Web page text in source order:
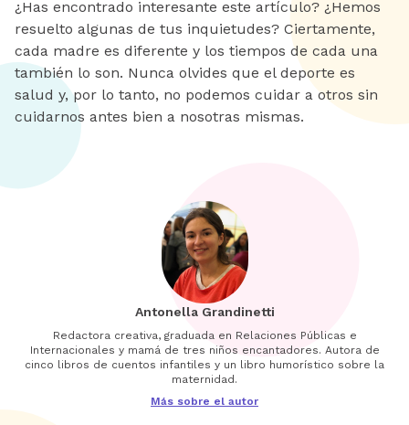
¿Has encontrado interesante este artículo? ¿Hemos
resuelto algunas de tus inquietudes? Ciertamente,
cada madre es diferente y los tiempos de cada una
también lo son. Nunca olvides que el deporte es
salud y, por lo tanto, no podemos cuidar a otros sin
cuidarnos antes bien a nosotras mismas.
Antonella Grandinetti
Redactora creativa, graduada en Relaciones Públicas e
Internacionales y mamá de tres niños encantadores. Autora de
cinco libros de cuentos infantiles y un libro humorístico sobre la
maternidad.
Más sobre el autor